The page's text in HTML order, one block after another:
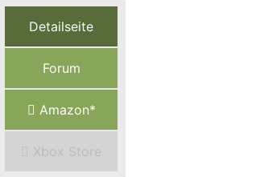
Detailseite
Forum
Amazon*
Xbox Store